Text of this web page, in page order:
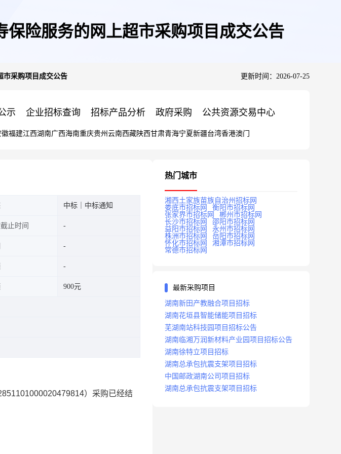
险服务的网上超市采购项目成交公告
市采购项目成交公告 更新时间：2026-07-25
示 企业招标查询 招标产品分析 政府采购 公共资源交易中心
徽福建江西湖南广西海南重庆贵州 云南西藏陕西甘肃青海宁夏新疆台湾香港澳门
中标｜中标通知
止时间
900元
）采购已经结
热门城市
湘西土家族苗族自治州招标网
娄底市招标网
衡阳市招标网
张家界市招标网
郴州市招标网
长沙市招标网
邵阳市招标网
益阳市招标网
永州市招标网
株洲市招标网
岳阳市招标网
怀化市招标网
湘潭市招标网
常德市招标网
最新采购项目
湖南新田产教融合项目招标
湖南花垣县智能储能项目招标
芜湖南站科技园项目招标公告
湖南临湘万润新材料产业园项目招标公告
湖南徐特立项目招标
湖南总承包抗震支架项目招标
中国邮政湖南公司项目招标
湖南总承包抗震支架项目招标